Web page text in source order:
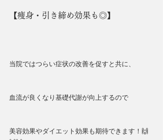
【痩身・引き締め効果も◎】
当院ではつらい症状の改善を促すと共に、
血流が良くなり基礎代謝が向上するので
美容効果やダイエット効果も期待できます！🙌